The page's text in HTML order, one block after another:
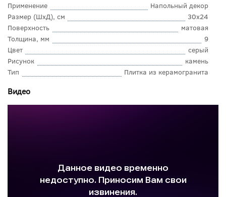
Применение
Напольный декор
Размер (ШхД), см
30x24
Поверхность
матовая
Толщина, мм
9
Цвет
серый
Рисунок
камень
Тип
Плитка из керамогранита
Видео